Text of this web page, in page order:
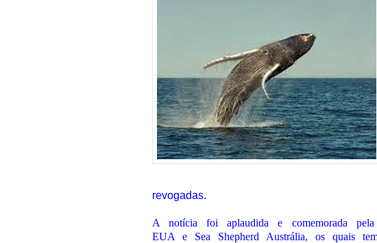
revogadas.
A notícia foi aplaudida e comemorada pela
EUA e Sea Shepherd Austrália, os quais